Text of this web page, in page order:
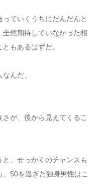
ていくうちにだんだんと
然期待していなかった相
もあるはずだ。
んだ」
が、後から見えてくるこ
、せっかくのチャンスも
50を過ぎた独身男性はこ